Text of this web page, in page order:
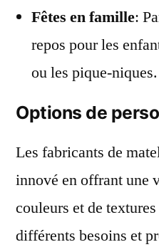
Fêtes en famille:
repos pour les
ou les pique-niques.
Options de
Les fabricants de
innové en offrant une
couleurs et de
différents besoins et